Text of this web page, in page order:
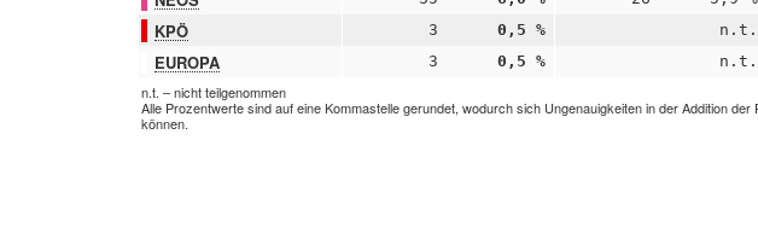
KPÖ 3 0,5 % n.t.
EUROPA 3 0,5 % n.t.
n.t. – nicht teilgenommen
Alle Prozentwerte sind auf eine Kommastelle gerundet, wodurch sich Ungenauigkeiten in der Addition
können.